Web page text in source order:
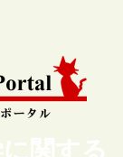
関する